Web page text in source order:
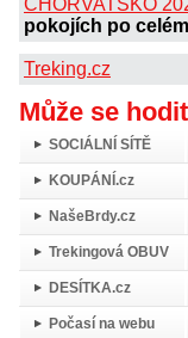
CHORVATSKO
pokojích po
Treking.cz
Může se hodit
SOCIÁLNÍ SÍTĚ
KOUPÁNÍ.cz
NašeBrdy.cz
Trekingová OBUV
DESÍTKA.cz
Počasí na webu